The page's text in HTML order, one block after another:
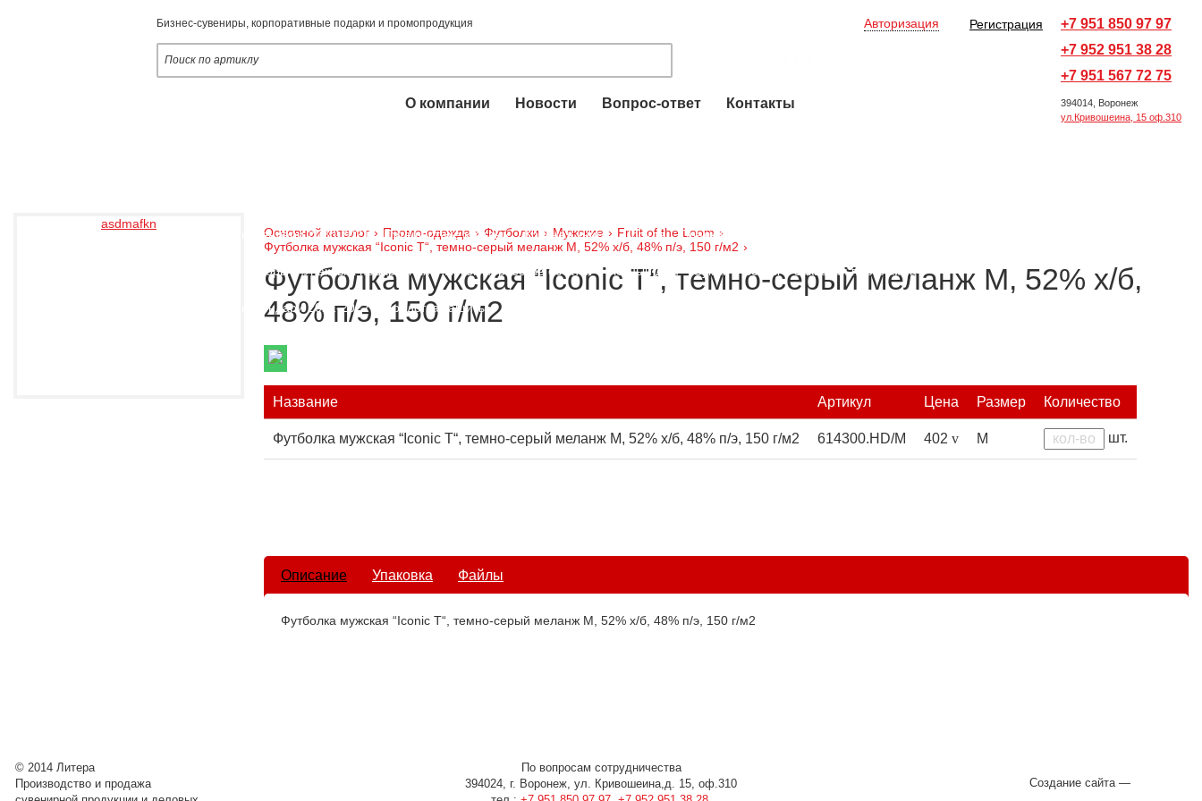
+7 951 850 97 97
+7 952 951 38 28
+7 951 567 72 75
394014, Воронеж
ул.Кривошеина, 15 оф.310
Авторизация Регистрация
Бизнес-сувениры, корпоративные подарки и промопродукция
О компании Новости Вопрос-ответ Контакты
Настольные календари 2020-2021 Путешествие и отдых Красная книга Посуда Сладкие подарки
Подарочные наборы Упаковка подарочная Некоммерческие остатки Уютный дом Сумки Зонты Заказная программа
Настольные календари 2021-2022 Средства защиты
asdmafkn
Основной каталог › Промо-одежда › Футболки › Мужские › Fruit of the Loom ›
Футболка мужская “Iconic T“, темно-серый меланж M, 52% х/б, 48% п/э, 150 г/м2 ›
Футболка мужская “Iconic T“, темно-серый меланж M, 52% х/б,
48% п/э, 150 г/м2
Название Артикул Цена Размер Количество
Футболка мужская “Iconic T“, темно-серый меланж M, 52% х/б, 48% п/э, 150 г/м2 614300.HD/M 402 v M шт.
Описание Упаковка Файлы
Футболка мужская “Iconic T“, темно-серый меланж M, 52% х/б, 48% п/э, 150 г/м2
© 2014 Литера
Производство и продажа
Создание сайта —
По вопросам сотрудничества
394024, г. Воронеж, ул. Кривошеина,д. 15, оф.310